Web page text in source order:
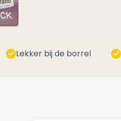
Lekker bij de borrel